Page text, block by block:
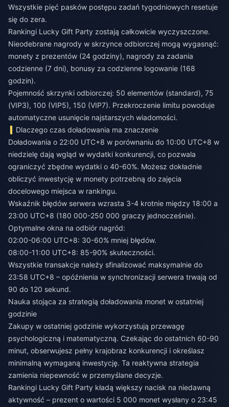
Wszystkie pięć pasków postępu zadań tygodniowych resetuje
się do zera.
Rankingi Lucky Gift Party zostają całkowicie wyczyszczone.
Nieodebrane nagrody w skrzynce odbiorczej mogą wygasnąć:
monety z prezentów (24 godziny), nagrody za zadania
codzienne (7 dni), bonusy za codzienne logowanie (168
godzin).
Pojemność skrzynki odbiorczej: 50 elementów (standard), 75
(VIP3), 100 (VIP5), 150 (VIP7). Przekroczenie limitu powoduje
automatyczne usunięcie najstarszych wiadomości.
Dlaczego czas doładowania ma znaczenie
Doładowania o 22:00 UTC+8 w porównaniu do 10:00 UTC+8 w
niedzielę dają wgląd w wydatki konkurencji, co pozwala
ograniczyć zbędne wydatki o 40-60%. Możesz dokładnie
obliczyć inwestycję w monety potrzebną do zajęcia
docelowego miejsca w rankingu.
Wskaźnik błędów serwera wzrasta 3-4 krotnie między 18:00 a
23:00 UTC+8 (180 000-250 000 graczy jednocześnie).
Optymalne okna na odbiór nagród:
02:00-06:00 UTC+8: 30-60% mniej błędów.
08:00-11:00 UTC+8: 85-90% skuteczności.
Wszystkie transakcje należy sfinalizować maksymalnie do
23:58 UTC+8 – opóźnienia w synchronizacji serwera trwają od
90 do 120 sekund.
Nauka stojąca za strategią doładowania monet w ostatniej
godzinie
Zakupy w ostatniej godzinie wykorzystują przewagę
psychologiczną i matematyczną. Czekając do ostatnich 60-90
minut, obserwujesz pełny krajobraz konkurencji i określasz
minimalną wymaganą inwestycję. Ta reaktywna strategia
zamienia niepewność w przemyślane decyzje.
Rankingi Lucky Gift Party kładą większy nacisk na niedawną
aktywność – prezent o wartości 5 000 monet wysłany o 23:45